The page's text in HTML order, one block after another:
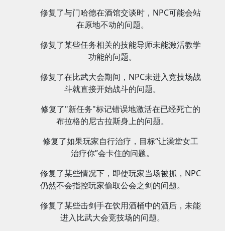
修复了与门哈德在酒馆交谈时，NPC可能会站
在原地不动的问题。
修复了某些任务相关的技能导师未能激活教学
功能的问题。
修复了在比武大会期间，NPC未进入竞技场战
斗就直接开始战斗的问题。
修复了"新任务"标记错误地激活在已经死亡的
布拉格的尼古拉斯身上的问题。
修复了如果玩家自行治疗，目标“让澡堂女工
治疗你”会卡住的问题。
修复了某些情况下，即使玩家当场被抓，NPC
仍然不会指控玩家偷取公会之剑的问题。
修复了某些击剑手在饮用酒桶中的酒后，未能
进入比武大会竞技场的问题。